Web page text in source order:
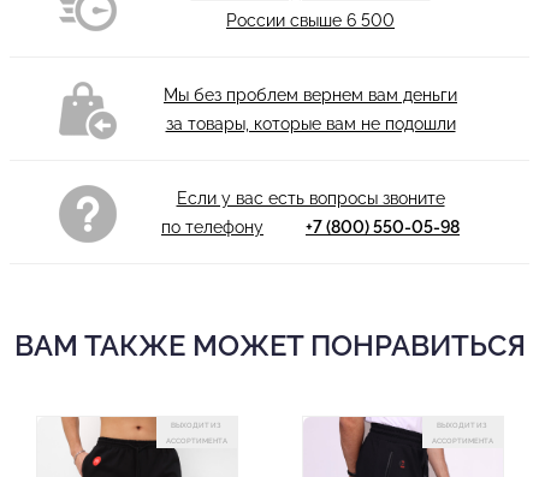
России свыше 6 500
Мы без проблем вернем вам деньги
за товары, которые вам не подошли
Если у вас есть вопросы звоните
по телефону
+7 (800) 550-05-98
ВАМ ТАКЖЕ МОЖЕТ ПОНРАВИТЬСЯ
ВЫХОДИТ ИЗ
АССОРТИМЕНТА
ВЫХОДИТ ИЗ
АССОРТИМЕНТА